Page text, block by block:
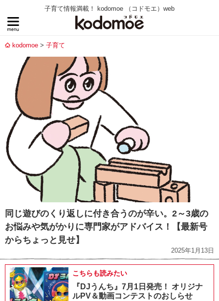
子育て情報満載！ kodomoe （コドモエ）web
kodomoe 子育て
同じ遊びのくり返しに付き合うのが辛い。2～3歳の
お悩みや気がかりに専門家がアドバイス！【最新号
からちょっと見せ】
2025年1月13日
こちらも読みたい
『DJうんち』7月1日発売！ オリジナ
ルPV＆動画コンテストのおしらせ